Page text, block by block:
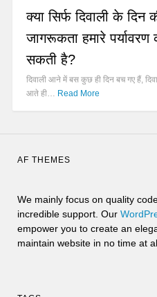
क्या सिर्फ दिवाली के दिन
जागरूकता हमारे पर्यावरण
सकती है?
दिवाली आने में बस कुछ ही दिन बच गए हैं,
आते ही… Read More
AF THEMES
We mainly focus on quality
incredible support. Our
empower you to create an
maintain website in no time at